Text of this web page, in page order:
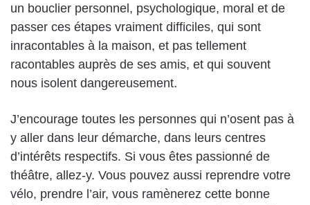
un bouclier personnel, psychologique, moral et de
passer ces étapes vraiment difficiles, qui sont
inracontables à la maison, et pas tellement
racontables auprès de ses amis, et qui souvent
nous isolent dangereusement.
J’encourage toutes les personnes qui n’osent pas à
y aller dans leur démarche, dans leurs centres
d’intérêts respectifs. Si vous êtes passionné de
théâtre, allez-y. Vous pouvez aussi reprendre votre
vélo, prendre l’air, vous ramènerez cette bonne